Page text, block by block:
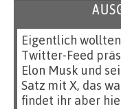
Eigentlich
Twitter-Feed
Elon Musk und
Satz mit X, das
findet ihr aber